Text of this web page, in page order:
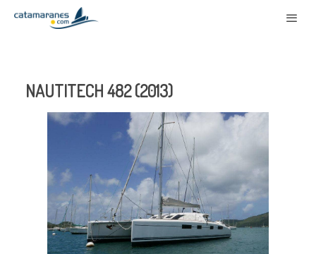
NAUTITECH 482 (2013)